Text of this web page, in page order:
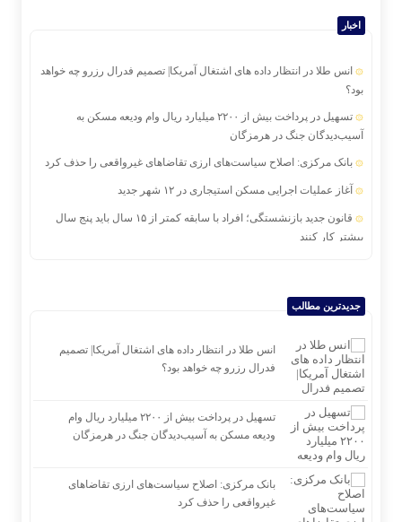
اخبار
انس طلا در انتظار داده های اشتغال آمریکا| تصمیم فدرال رزرو چه خواهد
بود؟
تسهیل در پرداخت بیش از ۲۲۰۰ میلیارد ریال وام ودیعه مسکن به
آسیب‌دیدگان جنگ در هرمزگان
بانک مرکزی: اصلاح سیاست‌های ارزی تقاضاهای غیرواقعی را حذف کرد
آغاز عملیات اجرایی مسکن استیجاری در ۱۲ شهر جدید
قانون جدید بازنشستگی؛ افراد با سابقه کمتر از ۱۵ سال باید پنج سال
بیشتر کار کنند
بازسازی اعتماد مشتریان
رشد کرد
صعود طلا به بالاترین قیمت ۷ هفته اخیر
جدیدترین مطالب
انس طلا در انتظار داده های اشتغال آمریکا| تصمیم
فدرال رزرو چه خواهد بود؟
تسهیل در پرداخت بیش از ۲۲۰۰ میلیارد ریال وام
ودیعه مسکن به آسیب‌دیدگان جنگ در هرمزگان
بانک مرکزی: اصلاح سیاست‌های ارزی تقاضاهای
غیرواقعی را حذف کرد